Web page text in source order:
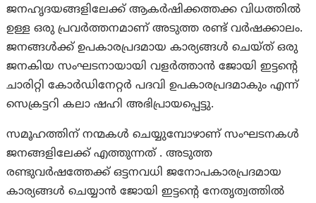
ജനഹൃദയങ്ങളിലേക്ക്‌ ആകര്‍ഷിക്കത്തക്ക വിധത്തില്‍
ഉള്ള ഒരു പ്രവർത്തനമാണ് അടുത്ത രണ്ട് വർഷക്കാലം.
ജനങ്ങൾക്ക് ഉപകാരപ്രദമായ കാര്യങ്ങൾ ചെയ്ത് ഒരു
ജനകിയ സംഘടനായായി വളർത്താൻ ജോയി ഇട്ടന്റെ
ചാരിറ്റി കോർഡിനേറ്റർ പദവി ഉപകാരപ്രദമാകും എന്ന്
സെക്രട്ടറി കലാ ഷഹി അഭിപ്രായപ്പെട്ടു.
സമൂഹത്തിന്‌ നന്മകള്‍ ചെയ്യുമ്പോഴാണ്‌ സംഘടനകൾ
ജനങ്ങളിലേക്ക് എത്തുന്നത് . അടുത്ത
രണ്ടുവര്‍ഷത്തേക്ക്‌ ഒട്ടനവധി ജനോപകാരപ്രദമായ
കാര്യങ്ങള്‍ ചെയ്യാന്‍ ജോയി ഇട്ടന്റെ നേതൃത്വത്തിൽ